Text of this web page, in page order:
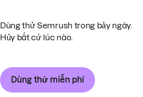
Dùng thử Semrush trong bảy ngày.
Hủy bất cứ lúc nào.
Dùng thử miễn phí